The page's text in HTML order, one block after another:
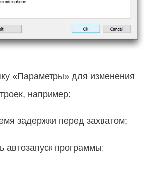
«Параметры» для изменения
например:
задержки перед захватом;
автозапуск программы;